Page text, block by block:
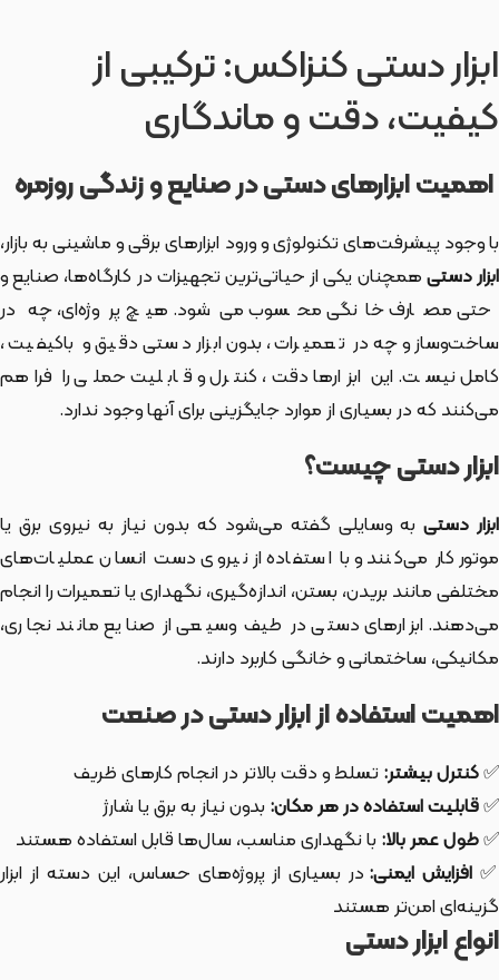
ابزار دستی کنزاکس: ترکیبی از
کیفیت، دقت و ماندگاری
اهمیت ابزارهای دستی در صنایع و زندگی روزمره
با وجود پیشرفت‌های تکنولوژی و ورود ابزارهای برقی و ماشینی به بازار،
ابزار دستیهمچنان یکی از حیاتی‌ترین تجهیزات در کارگاه‌ها، صنایع و
حتی مصارف خانگی محسوب می‌شود. هیچ پروژه‌ای، چه در
ساخت‌وساز و چه در تعمیرات، بدون ابزار دستی دقیق و باکیفیت،
کامل نیست. این ابزارها دقت، کنترل و قابلیت حملی را فراهم
می‌کنند که در بسیاری از موارد جایگزینی برای آنها وجود ندارد.
ابزار دستی چیست؟
ابزار دستیبه وسایلی گفته می‌شود که بدون نیاز به نیروی برق یا
موتور کار می‌کنند و با استفاده از نیروی دست انسان عملیات‌های
مختلفی مانند بریدن، بستن، اندازه‌گیری، نگهداری یا تعمیرات را انجام
می‌دهند. ابزارهای دستی در طیف وسیعی از صنایع مانند نجاری،
مکانیکی، ساختمانی و خانگی کاربرد دارند.
اهمیت استفاده از ابزار دستی در صنعت
✅کنترل بیشتر: تسلط و دقت بالاتر در انجام کارهای ظریف
✅قابلیت استفاده در هر مکان: بدون نیاز به برق یا شارژ
✅طول عمر بالا: با نگهداری مناسب، سال‌ها قابل استفاده هستند
✅ افزایش ایمنی: در بسیاری از پروژه‌های حساس، این دسته از ابزار
گزینه‌ای امن‌تر هستند
انواع ابزار دستی